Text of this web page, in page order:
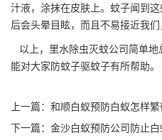
汁液，涂抹在皮肤上。蚊子闻到
后会头晕目眩，而且不易接近我们
以上，里水除虫灭蚊公司简单地
能对大家防蚊子驱蚊子有所帮助。
上一篇： 和顺白蚁预防白蚁怎样
下一篇： 金沙白蚁预防公司防止